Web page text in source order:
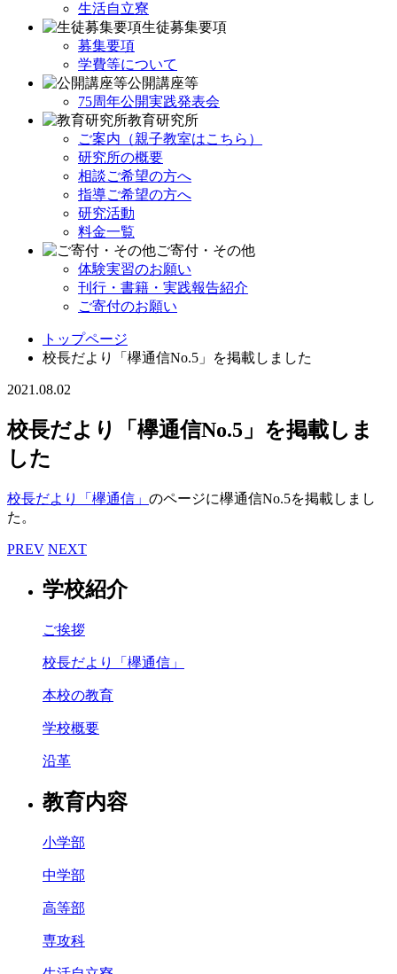
生活自立寮
生徒募集要項
募集要項
学費等について
公開講座等
75周年公開実践発表会
教育研究所
ご案内（親子教室はこちら）
研究所の概要
相談ご希望の方へ
指導ご希望の方へ
研究活動
料金一覧
ご寄付・その他
体験実習のお願い
刊行・書籍・実践報告紹介
ご寄付のお願い
トップページ
校長だより「欅通信No.5」を掲載しました
2021.08.02
校長だより「欅通信No.5」を掲載しま
した
校長だより「欅通信」 のページに欅通信No.5を掲載しまし
た。
PREV NEXT
学校紹介
ご挨拶
校長だより「欅通信」
本校の教育
学校概要
沿革
教育内容
小学部
中学部
高等部
専攻科